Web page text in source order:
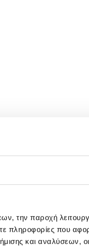
την παροχή
πληροφορίες που
και αναλύσεων,
of gunfire near
of shots fired. EPA/